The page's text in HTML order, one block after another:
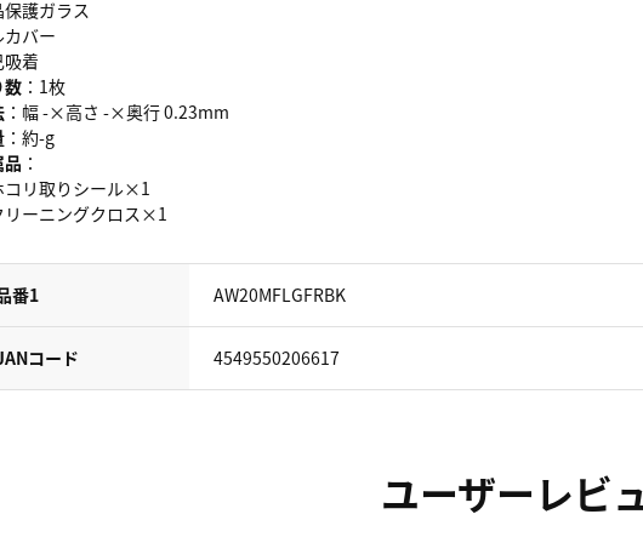
保護ガラス
カバー
吸着
数 ：1枚
：幅 -×高さ -×奥行 0.23mm
：約-g
：
リ取りシール×1
ーニングクロス×1
番1 AW20MFLGFRBK
コード 4549550206617
ユーザーレビ